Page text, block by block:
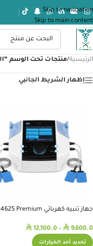
Skip to navigation
Skip to main content
الرئيسية/منتجات تحت الوسم
إظهار الشريط الجانبي
جهاز تنبيه كهربائي BTL-4625 Premium
⃁ 9,600.0
–
⃁ 12,100.0
تحديد أحد الخيارات